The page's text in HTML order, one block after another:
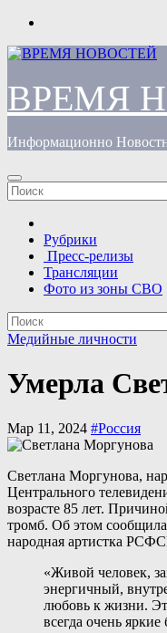
Перейти
содержимому
ВРЕМЯ
Информационно
Рубрики
Пресс-релизы
Трансляции
Фото из зоны СВО
Медийные личности
Умерла
Мар 11, 2024 #Россия
Светлана Моргунова,
Центрального
возрасте 85 лет.
тромб. Об этом
народная артистка
«Живой человек,
энергичный,
любовь к жизни.
всегда очень